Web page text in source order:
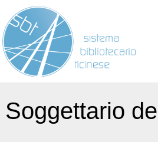
Soggettario